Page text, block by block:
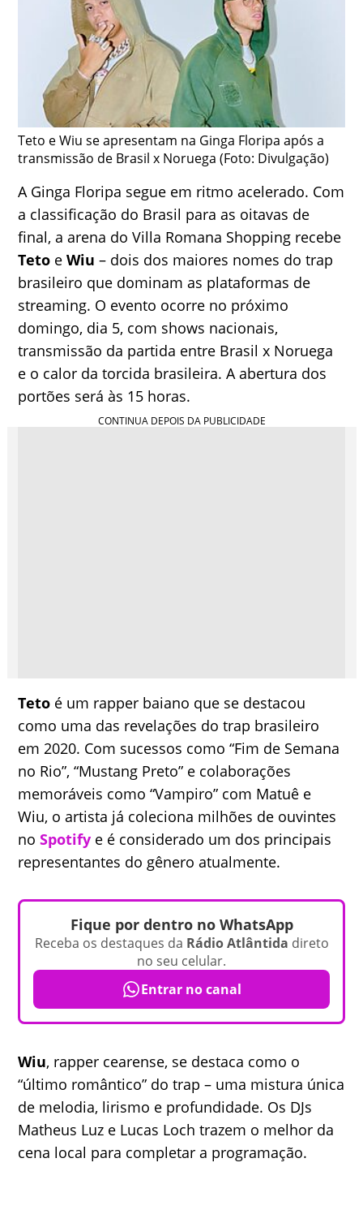
Teto e Wiu se apresentam na Ginga Floripa após a
transmissão de Brasil x Noruega (Foto: Divulgação)
A Ginga Floripa segue em ritmo acelerado. Com
a classificação do Brasil para as oitavas de
final, a arena do Villa Romana Shopping recebe
Teto eWiu – dois dos maiores nomes do trap
brasileiro que dominam as plataformas de
streaming. O evento ocorre no próximo
domingo, dia 5, com shows nacionais,
transmissão da partida entre Brasil x Noruega
e o calor da torcida brasileira. A abertura dos
portões será às 15 horas.
Teto é um rapper baiano que se destacou
como uma das revelações do trap brasileiro
em 2020. Com sucessos como “Fim de Semana
no Rio”, “Mustang Preto” e colaborações
memoráveis como “Vampiro” com Matuê e
Wiu, o artista já coleciona milhões de ouvintes
noSpotify e é considerado um dos principais
representantes do gênero atualmente.
Fique por dentro no WhatsApp
Receba os destaques da Rádio Atlântida direto
no seu celular.
Entrar no canal
Wiu, rapper cearense, se destaca como o
“último romântico” do trap – uma mistura única
de melodia, lirismo e profundidade. Os DJs
Matheus Luz e Lucas Loch trazem o melhor da
cena local para completar a programação.